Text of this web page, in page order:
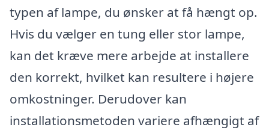
typen af lampe, du ønsker at få hængt op.
Hvis du vælger en tung eller stor lampe,
kan det kræve mere arbejde at installere
den korrekt, hvilket kan resultere i højere
omkostninger. Derudover kan
installationsmetoden variere afhængigt af